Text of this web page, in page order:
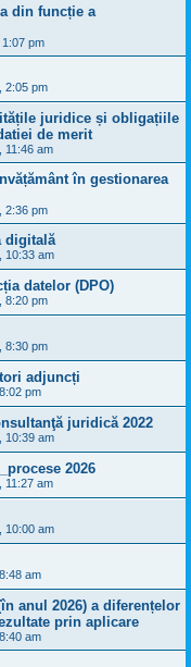
din funcție a
pm
2:05 pm
juridice și obligațiile
de merit
11:46 am
în gestionarea
2:36 pm
digitală
10:33 am
datelor (DPO)
8:20 pm
8:30 pm
adjuncți
pm
juridică 2022
10:39 am
2026
11:27 am
10:00 am
am
anul 2026) a diferențelor
prin aplicare
am